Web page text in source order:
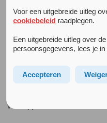
op jeugdigen die te maken
acute situaties door (lichte)
verslavingsproblematiek
De jeugd crisisdienst
domeinen, waaronder
versnipperd.
Voor een uitgebreide uitleg
cookiebeleidraadplegen.
Een uitgebreide uitleg over
persoonsgegevens, lees je in
Accepteren